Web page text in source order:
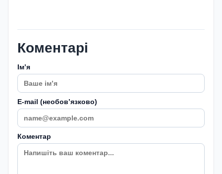
Коментарі
Імʼя
E-mail (необовʼязково)
Коментар